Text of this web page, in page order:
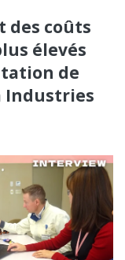
des coûts
élevés
de
Industries